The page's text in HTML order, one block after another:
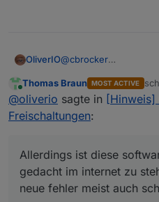
OliverIO@cbrocker
100% und meist
Wenn du das testen
Basis von docker
cowrie aufsetzen
https://
Hacker verwenden
per social
einen brute force
entsprechend
teilen daraus sich
die größte gefahr, wie
existierenden
unentdeckt
ausgenutzt werden.
diese fehler
adapter, sondern
Online
Thomas Braun MOST ACTIVE
@oliverio sagte in
Freischaltungen:
Allerdings ist diese
gedacht im internet zu
neue fehler meist auch